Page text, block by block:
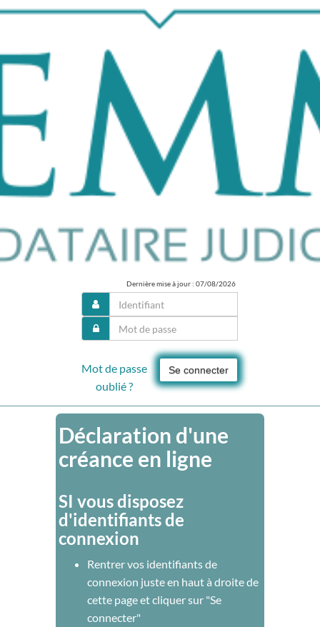
Dernière mise à jour : 07/08/2026
Se connecter
Mot de passe
oublié ?
Déclaration d'une
créance en ligne
SI vous disposez
d'identifiants de
connexion
Rentrer vos identifiants de
connexion juste en haut à droite de
cette page et cliquer sur "Se
connecter"